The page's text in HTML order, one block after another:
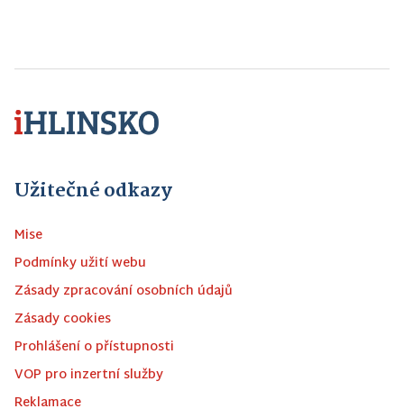
Užitečné odkazy
Mise
Podmínky užití webu
Zásady zpracování osobních údajů
Zásady cookies
Prohlášení o přístupnosti
VOP pro inzertní služby
Reklamace